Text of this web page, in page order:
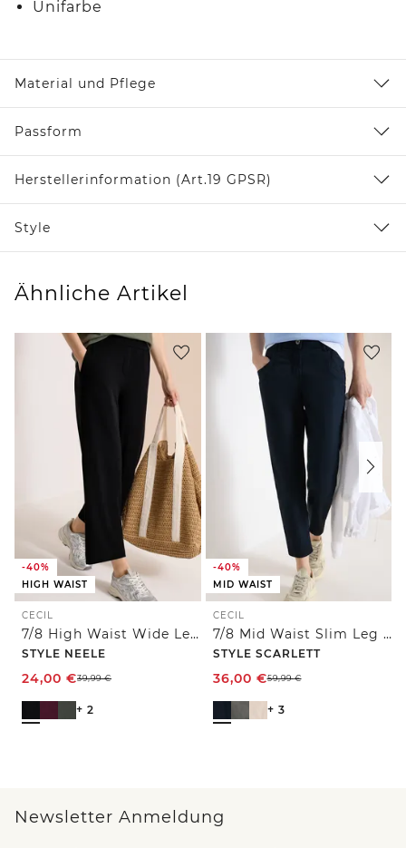
Unifarbe
Material und Pflege
Passform
Herstellerinformation (Art.19 GPSR)
Style
Ähnliche Artikel
-40%
HIGH WAIST
CECIL
7/8 High Waist Wide Leg Jerseyhose im Loose Fit
STYLE NEELE
24,00 €39,99€
+ 2
-40%
MID WAIST
CECIL
7/8 Mid Waist Slim Leg Hose im Casual Fit
STYLE SCARLETT
36,00 €59,99€
+ 3
Newsletter Anmeldung